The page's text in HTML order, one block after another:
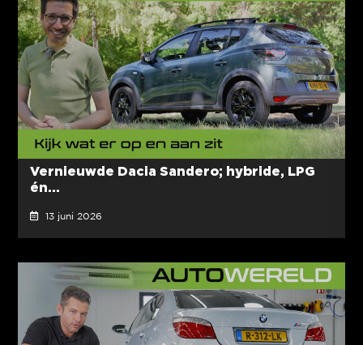
Vernieuwde Dacia Sandero; hybride, LPG
én...
13 juni 2026